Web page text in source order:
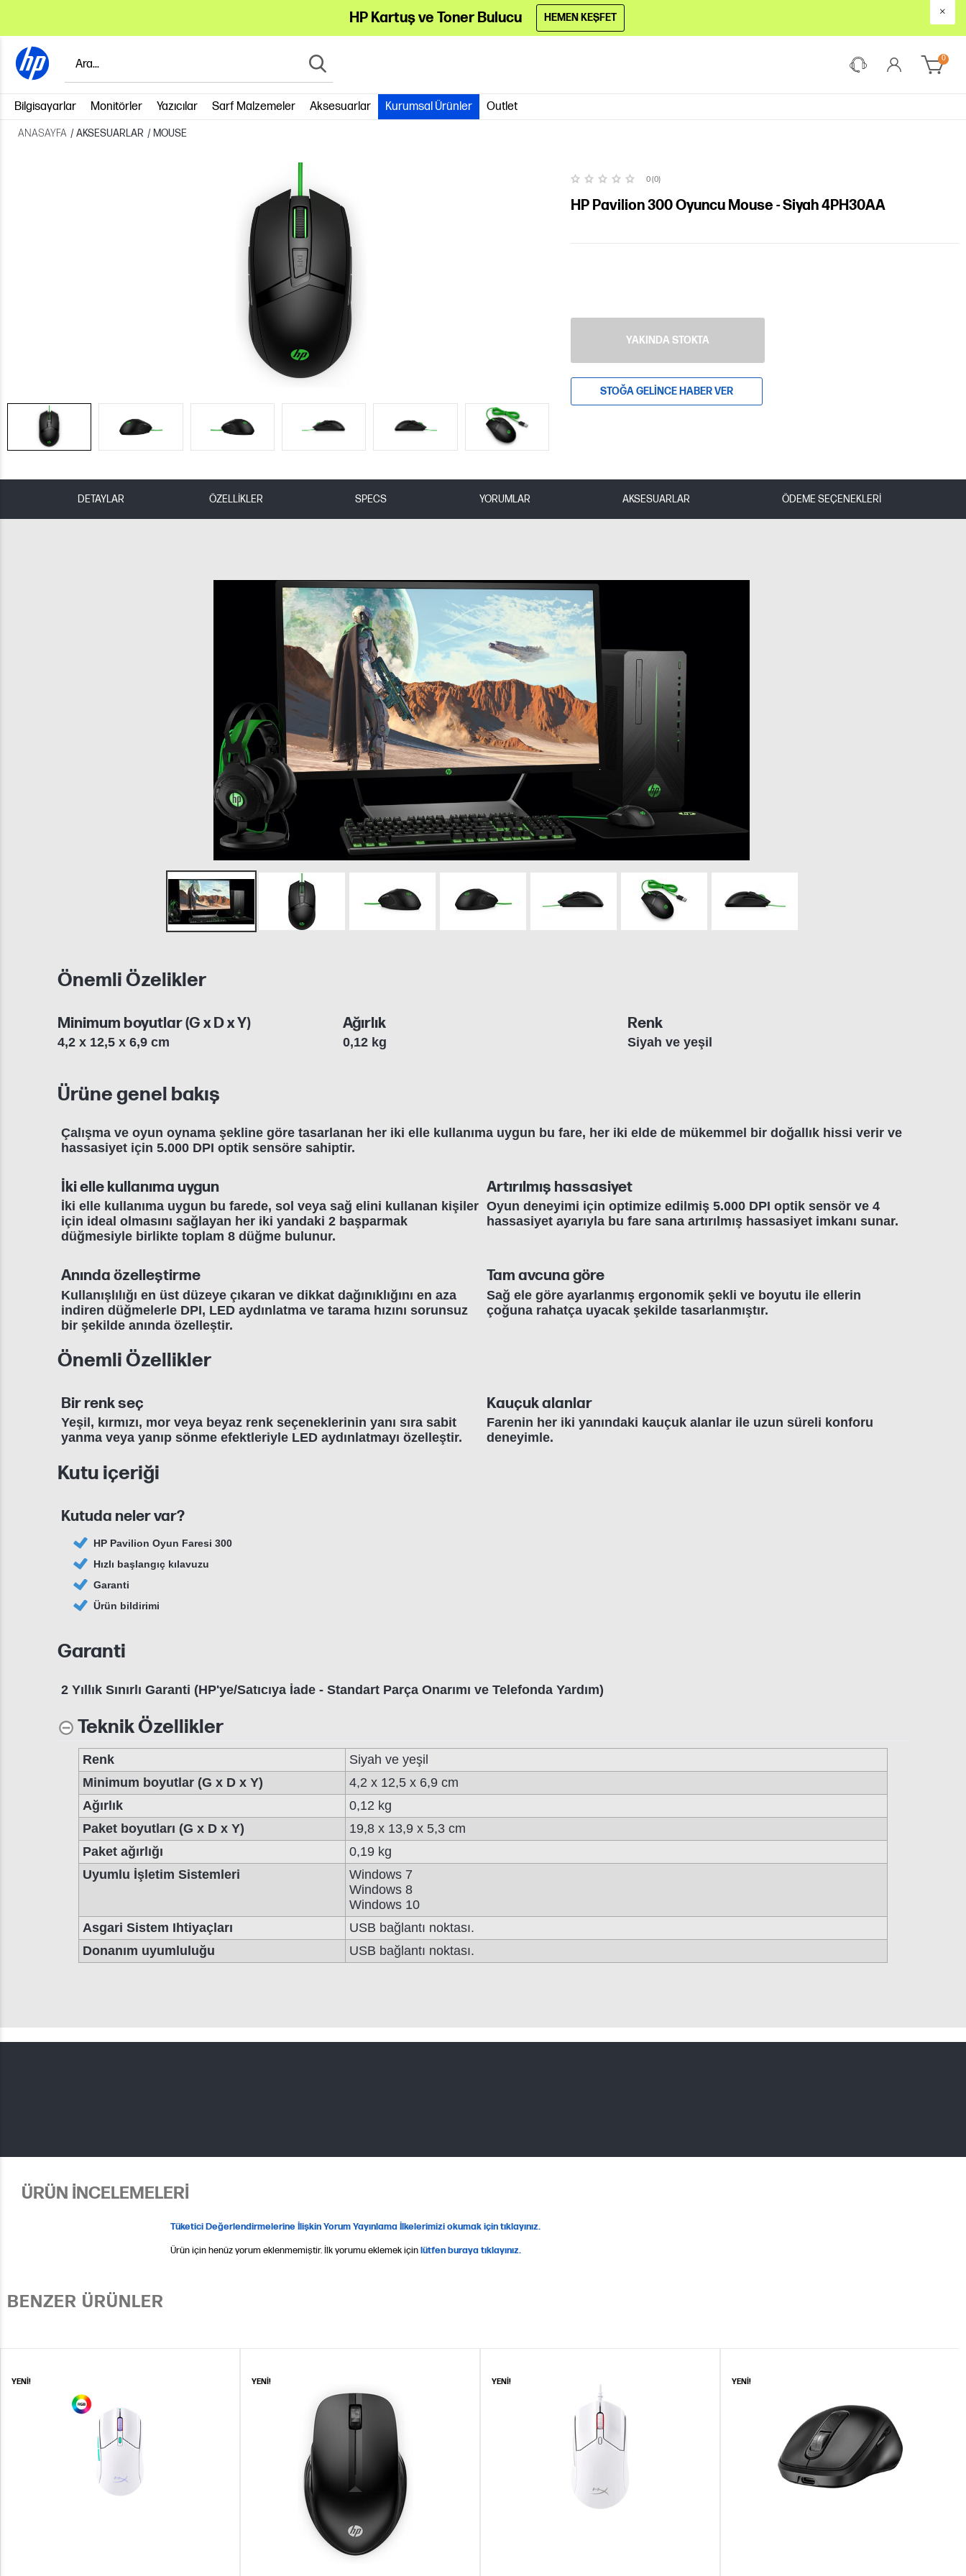
HP Kartuş ve Toner Bulucu HEMEN KEŞFET ×
0
Bilgisayarlar Monitörler Yazıcılar Sarf Malzemeler Aksesuarlar Kurumsal Ürünler Outlet
ANASAYFA /AKSESUARLAR / MOUSE
0 (0)
HP Pavilion 300 Oyuncu Mouse - Siyah 4PH30AA
YAKINDA STOKTA
STOĞA GELINCE HABER VER
DETAYLAR ÖZELLİKLER SPECS YORUMLAR AKSESUARLAR ÖDEME SEÇENEKLERI
Önemli Özelikler
Minimum boyutlar (G x D x Y)
4,2 x 12,5 x 6,9 cm
Ağırlık
0,12 kg
Renk
Siyah ve yeşil
Ürüne genel bakış
Çalışma ve oyun oynama şekline göre tasarlanan her iki elle kullanıma uygun bu fare, her iki elde de mükemmel bir doğallık hissi verir ve
hassasiyet için 5.000 DPI optik sensöre sahiptir.
İki elle kullanıma uygun
İki elle kullanıma uygun bu farede, sol veya sağ elini kullanan kişiler
için ideal olmasını sağlayan her iki yandaki 2 başparmak
düğmesiyle birlikte toplam 8 düğme bulunur.
Artırılmış hassasiyet
Oyun deneyimi için optimize edilmiş 5.000 DPI optik sensör ve 4
hassasiyet ayarıyla bu fare sana artırılmış hassasiyet imkanı sunar.
Anında özelleştirme
Kullanışlılığı en üst düzeye çıkaran ve dikkat dağınıklığını en aza
indiren düğmelerle DPI, LED aydınlatma ve tarama hızını sorunsuz
bir şekilde anında özelleştir.
Tam avcuna göre
Sağ ele göre ayarlanmış ergonomik şekli ve boyutu ile ellerin
çoğuna rahatça uyacak şekilde tasarlanmıştır.
Önemli Özellikler
Bir renk seç
Yeşil, kırmızı, mor veya beyaz renk seçeneklerinin yanı sıra sabit
yanma veya yanıp sönme efektleriyle LED aydınlatmayı özelleştir.
Kauçuk alanlar
Farenin her iki yanındaki kauçuk alanlar ile uzun süreli konforu
deneyimle.
Kutu içeriği
Kutuda neler var?
HP Pavilion Oyun Faresi 300
Hızlı başlangıç kılavuzu
Garanti
Ürün bildirimi
Garanti
2 Yıllık Sınırlı Garanti (HP'ye/Satıcıya İade - Standart Parça Onarımı ve Telefonda Yardım)
Teknik Özellikler
Renk
Siyah ve yeşil
Minimum boyutlar (G x D x Y)
4,2 x 12,5 x 6,9 cm
Ağırlık
0,12 kg
Paket boyutları (G x D x Y)
19,8 x 13,9 x 5,3 cm
Paket ağırlığı
0,19 kg
Uyumlu İşletim Sistemleri
Windows 7
Windows 8
Windows 10
Asgari Sistem Ihtiyaçları
USB bağlantı noktası.
Donanım uyumluluğu
USB bağlantı noktası.
ÜRÜN İNCELEMELERİ
Tüketici Değerlendirmelerine İlişkin Yorum Yayınlama İlkelerimizi okumak için tıklayınız.
Ürün için henüz yorum eklenmemiştir. İlk yorumu eklemek içinlütfen buraya tıklayınız.
BENZER ÜRÜNLER
YENİ! YENİ! YENİ! YENİ!